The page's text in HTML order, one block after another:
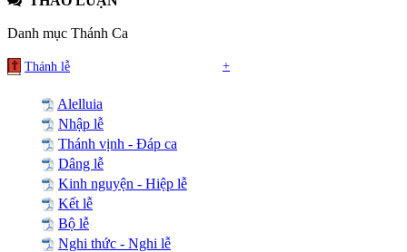
Danh mục Thánh Ca
Thánh lễ +
Alelluia
Nhập lễ
Thánh vịnh - Đáp ca
Dâng lễ
Kinh nguyện - Hiệp lễ
Kết lễ
Bộ lễ
Nghi thức - Nghi lễ